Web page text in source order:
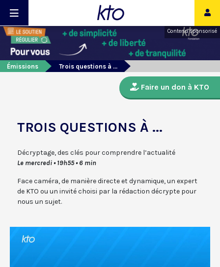
Contenu sponsorisé
Émissions Trois questions à ...
Faire un don à KTO
TROIS QUESTIONS À ...
Décryptage, des clés pour comprendre l’actualité
Le mercredi • 19h55 • 6 min
Face caméra, de manière directe et dynamique, un expert
de KTO ou un invité choisi par la rédaction décrypte pour
nous un sujet.